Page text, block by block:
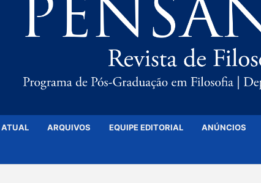
ATUAL ARQUIVOS EQUIPE EDITORIAL ANÚNCIOS